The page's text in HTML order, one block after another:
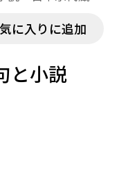
に入りに追加
と小説